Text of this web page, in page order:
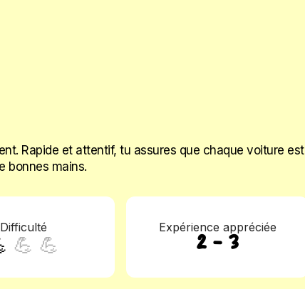
Rapide et attentif, tu assures que chaque voiture est
bonnes mains.
Difficulté
💪 💪
Expérience appréciée
2 - 3